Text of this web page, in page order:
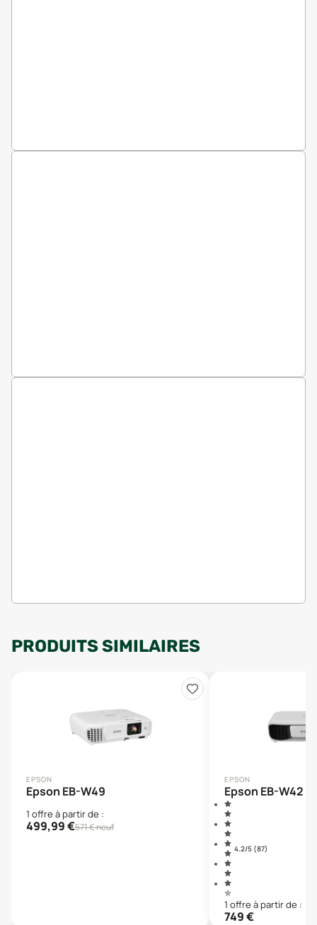
PRODUITS SIMILAIRES
EPSON
Epson EB-W49
1 offre à partir de :
499,99€571€ neuf
EPSON
Epson EB-W42
4.2/5 (87)
1 offre à partir de :
749€